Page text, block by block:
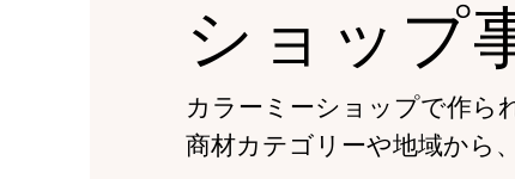
ショップ
カラーミーショップで作ら
商材カテゴリーや地域から